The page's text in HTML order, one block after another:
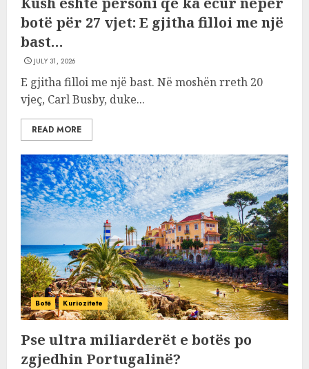
botë për 27 vjet: E gjitha filloi me një
bast…
JULY 31, 2026
E gjitha filloi me një bast. Në moshën rreth 20
vjeç, Carl Busby, duke...
READ MORE
Botë Kuriozitete
Pse ultra miliarderët e botës po
zgjedhin Portugalinë?